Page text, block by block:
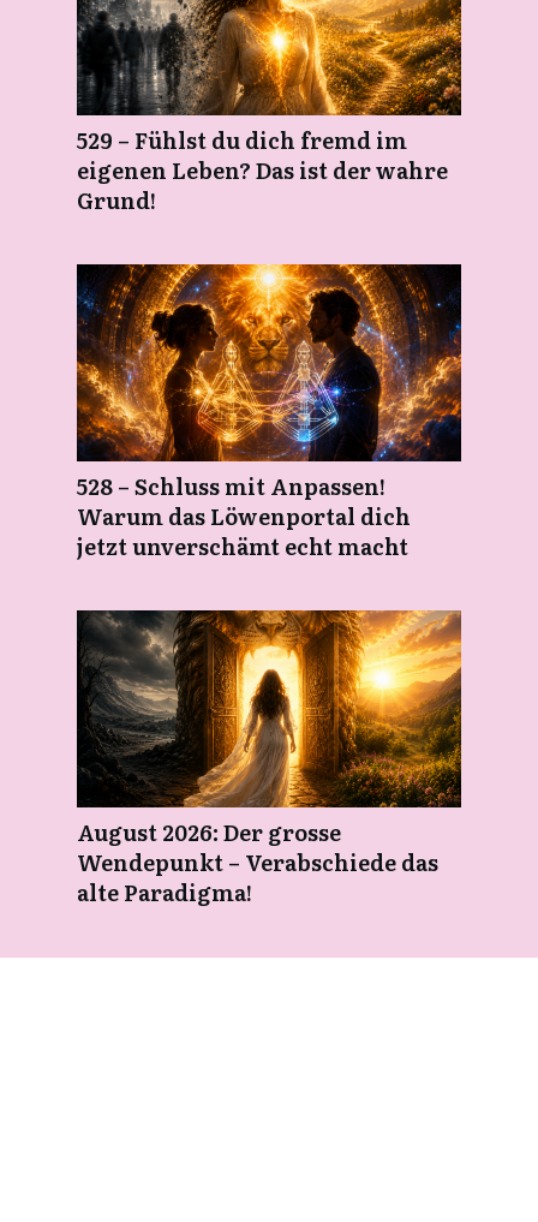
529 – Fühlst du dich fremd im
eigenen Leben? Das ist der wahre
Grund!
528 – Schluss mit Anpassen!
Warum das Löwenportal dich
jetzt unverschämt echt macht
August 2026: Der grosse
Wendepunkt – Verabschiede das
alte Paradigma!